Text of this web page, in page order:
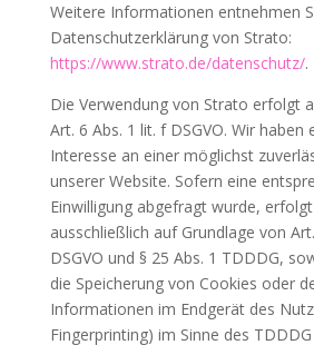
Weitere Informationen entnehmen
Datenschutzerklärung von Strato:
https://www.strato.de/datenschutz/.
Die Verwendung von Strato erfolgt
Art. 6 Abs. 1 lit. f DSGVO. Wir haben
Interesse an einer möglichst
unserer Website. Sofern eine
Einwilligung abgefragt wurde,
ausschließlich auf Grundlage von
DSGVO und § 25 Abs. 1 TDDDG,
die Speicherung von Cookies oder
Informationen im Endgerät des
Fingerprinting) im Sinne des